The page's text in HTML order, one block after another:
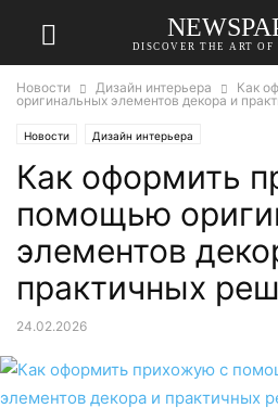
DISCOVER THE ART OF
Новости Дизайн интерьера
Как
оригинальных элементов декора и
Новости Дизайн интерьера
Как оформить
помощью
элементов
практичных
24.02.2026